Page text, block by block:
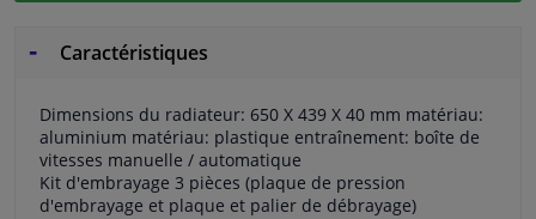
Caractéristiques
Dimensions du radiateur: 650 X 439 X 40 mm matériau:
aluminium matériau: plastique entraînement: boîte de
vitesses manuelle / automatique
Kit d'embrayage 3 pièces (plaque de pression
d'embrayage et plaque et palier de débrayage)